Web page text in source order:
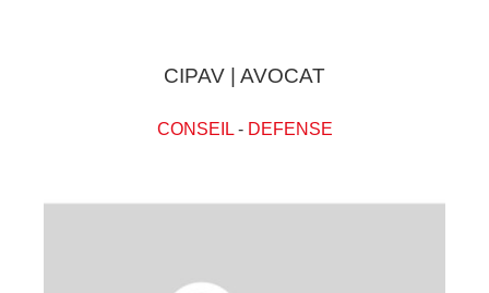
CIPAV | AVOCAT
CONSEIL- DEFENSE